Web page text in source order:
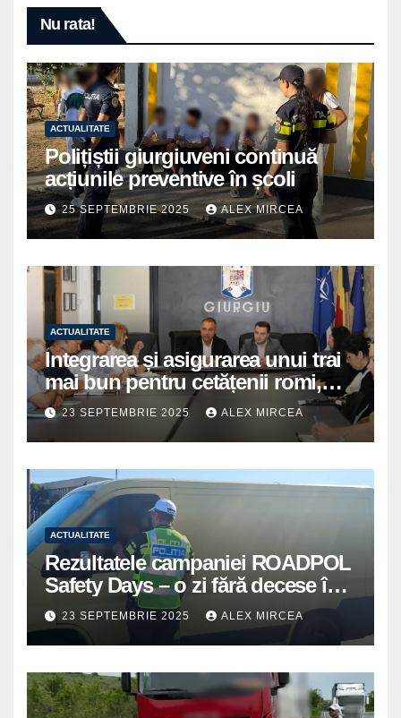
Nu rata!
ACTUALITATE
Polițiștii giurgiuveni continuă
acțiunile preventive în școli
25 SEPTEMBRIE 2025 ALEX MIRCEA
ACTUALITATE
Integrarea și asigurarea unui trai
mai bun pentru cetățenii romi,
prioritate pentru instituțiile
publice giurgiuvene
23 SEPTEMBRIE 2025 ALEX MIRCEA
ACTUALITATE
Rezultatele campaniei ROADPOL
Safety Days – o zi fără decese în
trafic
23 SEPTEMBRIE 2025 ALEX MIRCEA